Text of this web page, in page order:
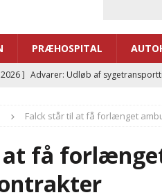
PRÆHOSPITAL
] Advarer: Udløb af
] Ny ambulance og el-
]
Brandvæsenerne brugte lidt
2026 ] Ny treårig politiuddannelse skal
Falck står til at få forlænget
at få